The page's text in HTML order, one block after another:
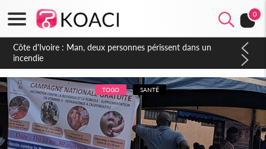
0
Côte d'Ivoire : Séileu, la célébration de la fête nationale
transformée en vaste campagne contre les produits
dépigmentants dangereux
TOGO SANTÉ